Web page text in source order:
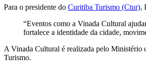
Para o presidente do Curitiba Turismo (Ctur),
“Eventos como a Vinada Cultural
fortalece a identidade da cidade,
A Vinada Cultural é realizada pelo
Turismo.